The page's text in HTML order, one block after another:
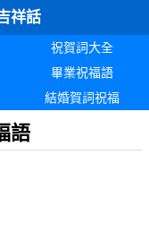
祥話
祝賀詞大全
畢業祝福語
結婚賀詞祝福
語